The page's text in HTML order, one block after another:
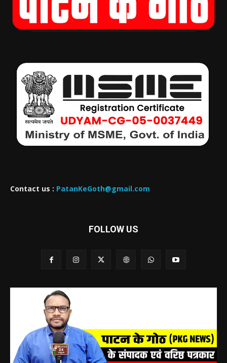
Contact us : PatanKeGoth@gmail.com
FOLLOW US